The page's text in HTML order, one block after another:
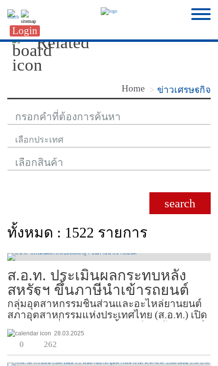
Login
Related
Home ข่าวเศรษฐกิจ
search
ทั้งหมด : 1522 รายการ
ส.อ.ท. ประเมินผลกระทบหลัง
สหรัฐฯ ขึ้นภาษีนำเข้ารถยนต์
กลุ่มอุตสาหกรรมชิ้นส่วนและอะไหล่ยานยนต์
สภาอุตสาหกรรมแห่งประเทศไทย (ส.อ.ท.) เปิด
เผยว่า การที่สหรัฐฯ ปรับขึ้นภาษีนำเข้ารถยนต์
25% นั้น ประเทศไทยส่งรถยนต์ไปสหรัฐฯ น้อย
มาก เพราะตลาดเป็นรถต่างรุ่นกัน โดยไทยส่ง
ออกเฉพาะรถจักรย...
28.03.2025
0 262